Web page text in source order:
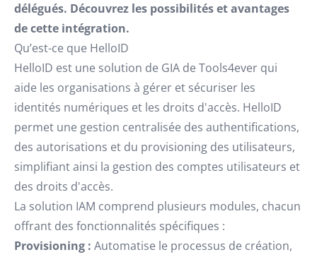
délégués. Découvrez les possibilités et avantages
de cette intégration.
Qu’est-ce que HelloID
HelloID est une solution de GIA de Tools4ever qui
aide les organisations à gérer et sécuriser les
identités numériques et les droits d'accès. HelloID
permet une gestion centralisée des authentifications,
des autorisations et du provisioning des utilisateurs,
simplifiant ainsi la gestion des comptes utilisateurs et
des droits d'accès.
La solution IAM comprend plusieurs modules, chacun
offrant des fonctionnalités spécifiques :
Provisioning : Automatise le processus de création,